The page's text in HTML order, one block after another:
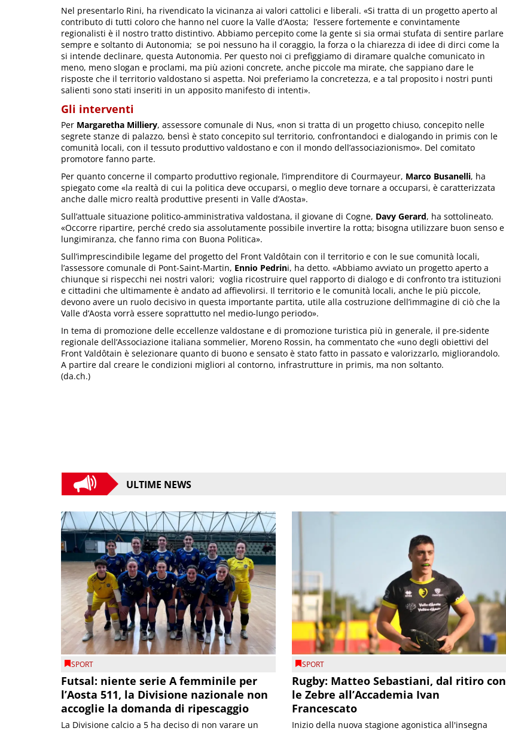
Nel presentarlo Rini, ha rivendicato la vicinanza ai valori cattolici e liberali. «Si tratta di un progetto aperto al
contributo di tutti coloro che hanno nel cuore la Valle d’Aosta; l’essere fortemente e convintamente
regionalisti è il nostro tratto distintivo. Abbiamo percepito come la gente si sia ormai stufata di sentire parlare
sempre e soltanto di Autonomia; se poi nessuno ha il coraggio, la forza o la chiarezza di idee di dirci come la
si intende declinare, questa Autonomia. Per questo noi ci prefiggiamo di diramare qualche comunicato in
meno, meno slogan e proclami, ma più azioni concrete, anche piccole ma mirate, che sappiano dare le
risposte che il territorio valdostano si aspetta. Noi preferiamo la concretezza, e a tal proposito i nostri punti
salienti sono stati inseriti in un apposito manifesto di intenti».
Gli interventi
Per Margaretha Milliery, assessore comunale di Nus, «non si tratta di un progetto chiuso, concepito nelle
segrete stanze di palazzo, bensì è stato concepito sul territorio, confrontandoci e dialogando in primis con le
comunità locali, con il tessuto produttivo valdostano e con il mondo dell’associazionismo». Del comitato
promotore fanno parte.
Per quanto concerne il comparto produttivo regionale, l’imprenditore di Courmayeur, Marco Busanelli, ha
spiegato come «la realtà di cui la politica deve occuparsi, o meglio deve tornare a occuparsi, è caratterizzata
anche dalle micro realtà produttive presenti in Valle d’Aosta».
Sull’attuale situazione politico-amministrativa valdostana, il giovane di Cogne, Davy Gerard, ha sottolineato.
«Occorre ripartire, perché credo sia assolutamente possibile invertire la rotta; bisogna utilizzare buon senso e
lungimiranza, che fanno rima con Buona Politica».
Sull’imprescindibile legame del progetto del Front Valdôtain con il territorio e con le sue comunità locali,
l’assessore comunale di Pont-Saint-Martin, Ennio Pedrini, ha detto. «Abbiamo avviato un progetto aperto a
chiunque si rispecchi nei nostri valori; voglia ricostruire quel rapporto di dialogo e di confronto tra istituzioni
e cittadini che ultimamente è andato ad affievolirsi. Il territorio e le comunità locali, anche le più piccole,
devono avere un ruolo decisivo in questa importante partita, utile alla costruzione dell’immagine di ciò che la
Valle d’Aosta vorrà essere soprattutto nel medio-lungo periodo».
In tema di promozione delle eccellenze valdostane e di promozione turistica più in generale, il pre-sidente
regionale dell’Associazione italiana sommelier, Moreno Rossin, ha commentato che «uno degli obiettivi del
Front Valdôtain è selezionare quanto di buono e sensato è stato fatto in passato e valorizzarlo, migliorandolo.
A partire dal creare le condizioni migliori al contorno, infrastrutture in primis, ma non soltanto.
(da.ch.)
ULTIME NEWS
SPORT
Futsal: niente serie A femminile per
l’Aosta 511, la Divisione nazionale non
accoglie la domanda di ripescaggio
La Divisione calcio a 5 ha deciso di non varare un
SPORT
Rugby: Matteo Sebastiani, dal ritiro con
le Zebre all’Accademia Ivan
Francescato
Inizio della nuova stagione agonistica all'insegna